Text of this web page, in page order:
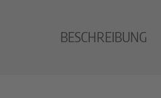
BESCHREIBUNG